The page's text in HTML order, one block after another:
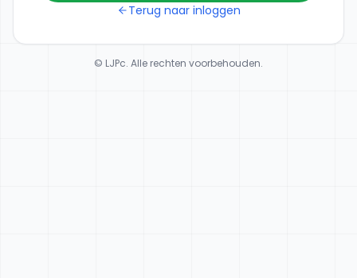
Terug naar inloggen
© LJPc. Alle rechten voorbehouden.